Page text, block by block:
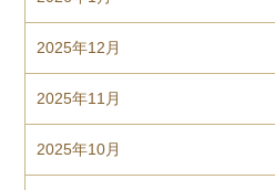
2025年12月
2025年11月
2025年10月